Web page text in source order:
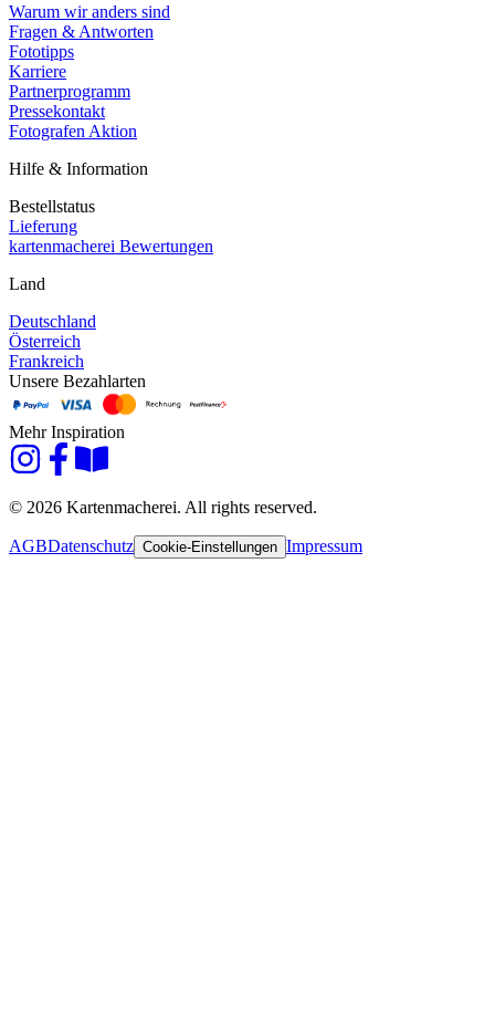
Warum wir anders sind
Fragen & Antworten
Fototipps
Karriere
Partnerprogramm
Pressekontakt
Fotografen Aktion
Hilfe & Information
Bestellstatus
Lieferung
kartenmacherei Bewertungen
Land
Deutschland
Österreich
Frankreich
Unsere Bezahlarten
Mehr Inspiration
© 2026 Kartenmacherei. All rights reserved.
AGBDatenschutz Cookie-Einstellungen Impressum